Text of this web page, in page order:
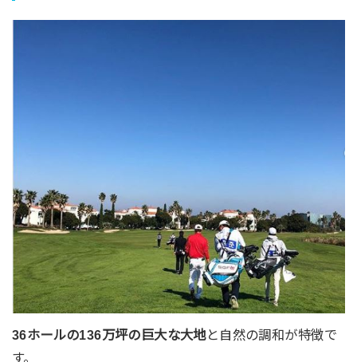
36ホールの136万坪の巨大な大地と自然の調和が特徴で
す。